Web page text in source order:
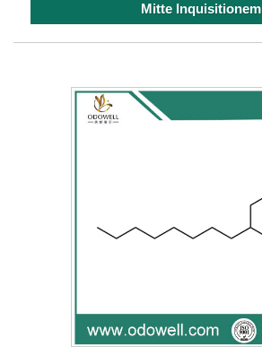
Mitte Inquisitionem